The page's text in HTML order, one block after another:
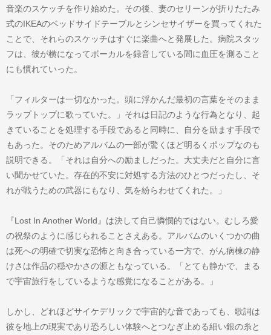
音楽のスケッチを作り始めた。その後、妻のセリーンが折りたたみ
式のIKEAのベッドサイドテーブルとシンセサイザーを買ってくれた
ことで、それらのスケッチはすぐに楽曲へと発展した。病院スタッ
フは、彼が横になってボーカルを録音している間に血圧を測ること
にも慣れていった。
「フィルターは一切なかった。頭に浮かんだ最初の言葉をそのまま
ラップトップに歌っていた。」それは日記のような行為となり、起
きていることを処理する手段であると同時に、自分を励ます手段で
もあった。そのためアルバムの一部が驚くほど明るくポップなのも
説明できる。「それは自分への励ましだった。大丈夫だと自分に言
い聞かせていた。存在的不安に対処する方法のひとつだったし、そ
れが戦うための武器にもなり、気を紛らわせてくれた。」
『Lost In Another World』は決して自己憐憫的ではない。むしろ愛
の祝祭のように感じられることさえある。アルバムのいくつかの曲
は死への明確で切実な恐怖と向き合っている一方で、がん病棟の静
けさは作品の穏やかさの源ともなっている。「とても静かで、まる
で宇宙旅行をしているような感覚になることがある。」
しかし、どれほどサイケデリックで宇宙的な音であっても、歌詞は
彼を地上の現実であり恐ろしい体験へとつなぎ止める細い銀の糸と